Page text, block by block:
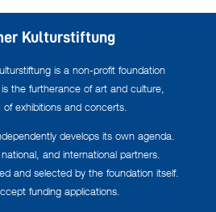
Kulturstiftung
is a non-profit foundation
the furtherance of art and culture,
exhibitions and concerts.
develops its own agenda.
and international partners.
and selected by the foundation itself.
funding applications.